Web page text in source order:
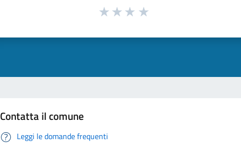
Contatta il comune
Leggi le domande frequenti